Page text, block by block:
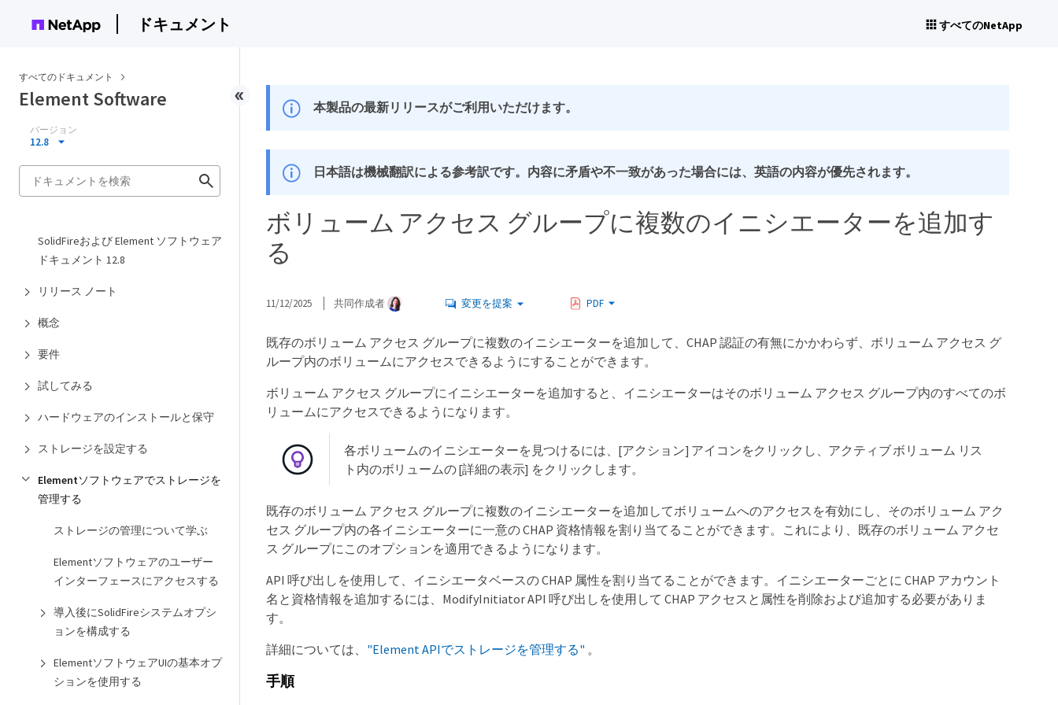
ドキュメント すべてのNetApp
すべてのドキュメント
Element Software
バージョン
12.8
SolidFireおよび Element ソフトウェア
ドキュメント 12.8
リリース ノート
概念
要件
試してみる
ハードウェアのインストールと保守
ストレージを設定する
Elementソフトウェアでストレージを
管理する
ストレージの管理について学ぶ
Elementソフトウェアのユーザー
インターフェースにアクセスする
導入後にSolidFireシステムオプシ
ョンを構成する
ElementソフトウェアUIの基本オプ
ションを使用する
本製品の最新リリースがご利用いただけます。
日本語は機械翻訳による参考訳です。内容に矛盾や不一致があった場合には、英語の内容が優先されます。
ボリューム アクセス グループに複数のイニシエーターを追加す
る
11/12/2025 共同作成者 変更を提案 PDF
既存のボリューム アクセス グループに複数のイニシエーターを追加して、CHAP 認証の有無にかかわらず、ボリューム アクセス グ
ループ内のボリュームにアクセスできるようにすることができます。
ボリューム アクセス グループにイニシエーターを追加すると、イニシエーターはそのボリューム アクセス グループ内のすべてのボ
リュームにアクセスできるようになります。
各ボリュームのイニシエーターを見つけるには、[アクション] アイコンをクリックし、アクティブ ボリューム リス
ト内のボリュームの [詳細の表示] をクリックします。
既存のボリューム アクセス グループに複数のイニシエーターを追加してボリュームへのアクセスを有効にし、そのボリューム アク
セス グループ内の各イニシエーターに一意の CHAP 資格情報を割り当てることができます。これにより、既存のボリューム アクセ
ス グループにこのオプションを適用できるようになります。
API 呼び出しを使用して、イニシエータベースの CHAP 属性を割り当てることができます。イニシエーターごとに CHAP アカウント
名と資格情報を追加するには、ModifyInitiator API 呼び出しを使用して CHAP アクセスと属性を削除および追加する必要がありま
す。
詳細については、 "Element APIでストレージを管理する" 。
手順